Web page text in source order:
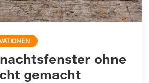
ohne
gemacht